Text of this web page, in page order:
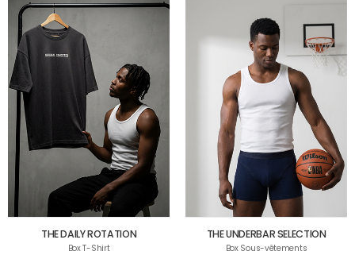
THE DAILY ROTATION
Box T-Shirt
THE UNDERBAR SELECTION
Box Sous-vêtements